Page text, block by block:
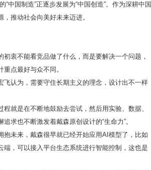
中国制造”正逐步发展为“中国创造”。作为深耕中国
推动社会向美好未来迈进。
衷不能看竞品做了什么，而是要解决一个问题，
点最好与众不同。
认为，需要守住长期主义的理念，设计出不一样
就是在不断地鼓励去尝试，然后用实验、数据、
求也不断激发着戴森原创设计的“生命力”。
未来，戴森很早就已经开始应用AI模型了，比如
，可以接入平台生态系统进行智能控制，这也是